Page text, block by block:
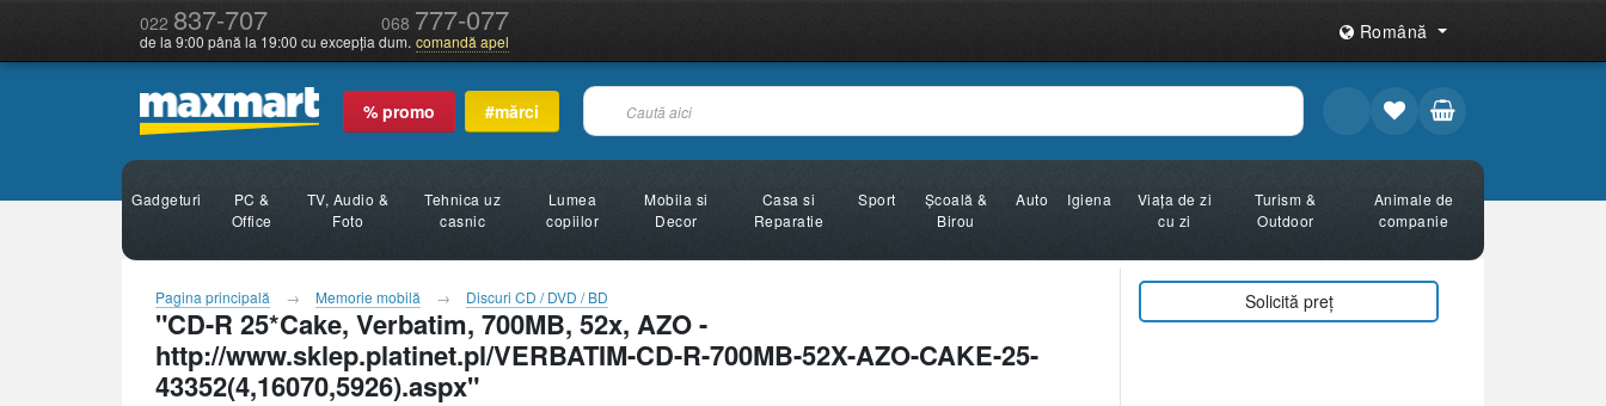
022 837-707 068 777-077
de la 9:00 până la 19:00 cu excepția dum. comandă apel Română
% promo #mărci
Gadgeturi
PC &
Office
TV, Audio &
Foto
Tehnica uz
casnic
Lumea
copiilor
Mobila si
Decor
Casa si
Reparatie
Sport
Şcoală &
Birou
Auto Igiena
Viața de zi
cu zi
Turism &
Outdoor
Animale de
companie
Pagina principală Memorie mobilă Discuri CD / DVD / BD
"CD-R 25*Cake, Verbatim, 700MB, 52x, AZO -
http://www.sklep.platinet.pl/VERBATIM-CD-R-700MB-52X-AZO-CAKE-25-
43352(4,16070,5926).aspx"
Solicită preț